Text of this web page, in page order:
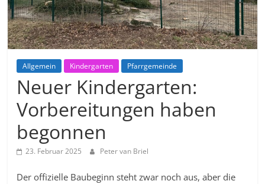
Allgemein Kindergarten Pfarrgemeinde
Neuer Kindergarten:
Vorbereitungen haben
begonnen
23. Februar 2025 Peter van Briel
Der offizielle Baubeginn steht zwar noch aus, aber die